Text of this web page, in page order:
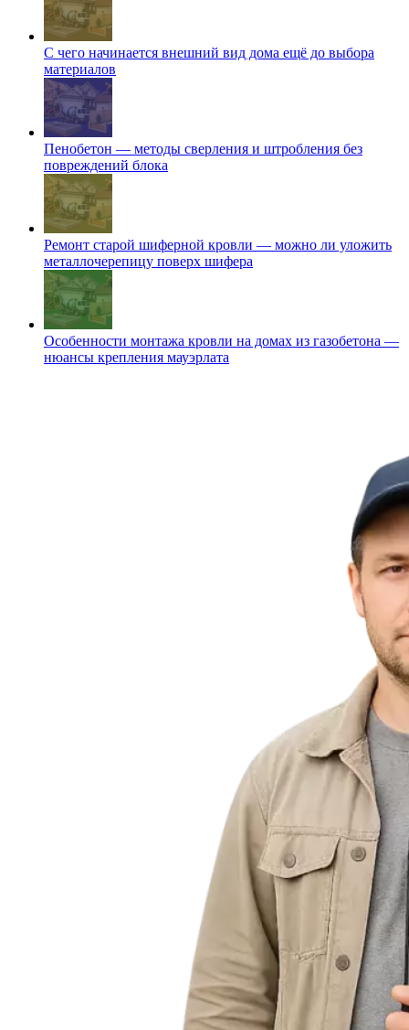
С чего начинается внешний вид дома ещё до выбора
материалов
Пенобетон — методы сверления и штробления без
повреждений блока
Ремонт старой шиферной кровли — можно ли уложить
металлочерепицу поверх шифера
Особенности монтажа кровли на домах из газобетона —
нюансы крепления мауэрлата